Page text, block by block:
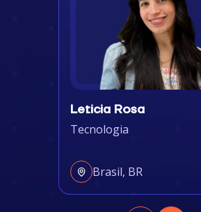
Leticia Rosa
Tecnologia
Brasil, BR